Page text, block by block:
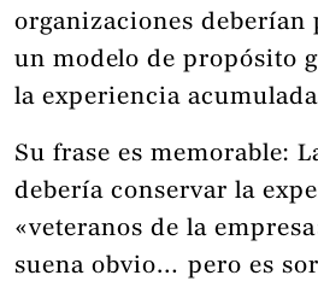
organizaciones deberían
un modelo de propósito
la experiencia
Su frase es memorable:
debería conservar la
«veteranos de la
suena obvio… pero es